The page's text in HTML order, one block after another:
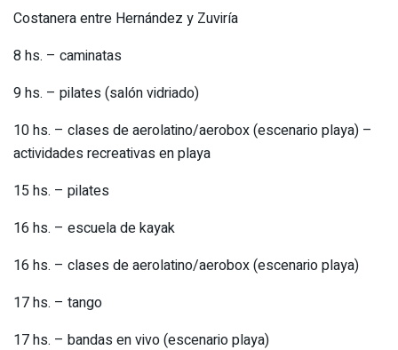
Costanera entre Hernández y Zuviría
8 hs. – caminatas
9 hs. – pilates (salón vidriado)
10 hs. – clases de aerolatino/aerobox (escenario playa) –
actividades recreativas en playa
15 hs. – pilates
16 hs. – escuela de kayak
16 hs. – clases de aerolatino/aerobox (escenario playa)
17 hs. – tango
17 hs. – bandas en vivo (escenario playa)